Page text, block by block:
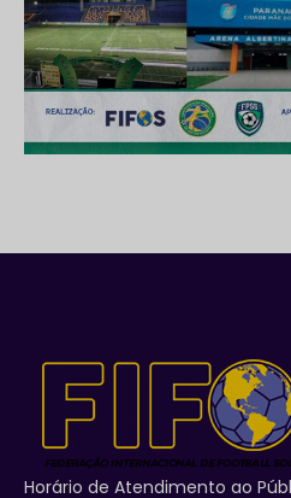
Horário de Atendimento ao